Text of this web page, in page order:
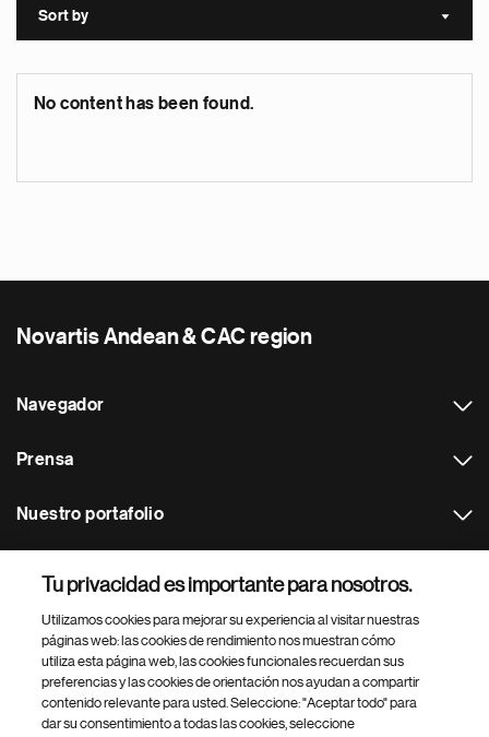
Sort by Sort
No content has been found.
Novartis Andean & CAC region
Navegador
Prensa
Nuestro portafolio
Footer Site Search
Tu privacidad es importante para nosotros.
Utilizamos cookies para mejorar su experiencia al visitar nuestras
páginas web: las cookies de rendimiento nos muestran cómo
utiliza esta página web, las cookies funcionales recuerdan sus
preferencias y las cookies de orientación nos ayudan a compartir
contenido relevante para usted. Seleccione: "Aceptar todo" para
dar su consentimiento a todas las cookies, seleccione